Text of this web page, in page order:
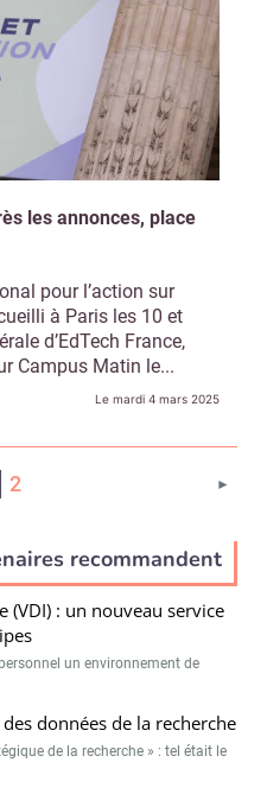
les annonces, place
pour l’action sur
à Paris les 10 et
d’EdTech France,
Campus Matin le...
Le mardi 4 mars 2025
2(Page courante) ►
recommandent
: un nouveau service
un environnement de
données de la recherche
de la recherche » : tel était le
Matin